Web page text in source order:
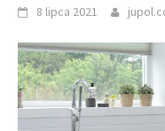
8 lipca 2021